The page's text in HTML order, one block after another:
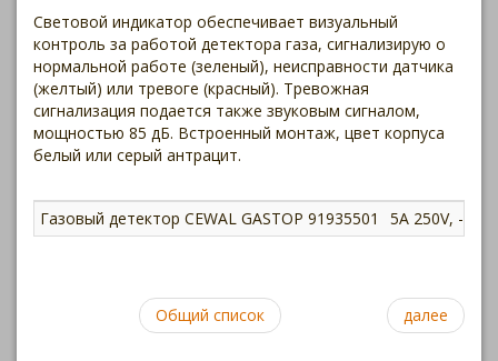
Световой индикатор обеспечивает визуальный
контроль за работой детектора газа, сигнализирую о
нормальной работе (зеленый), неисправности датчика
(желтый) или тревоге (красный). Тревожная
сигнализация подается также звуковым сигналом,
мощностью 85 дБ. Встроенный монтаж, цвет корпуса
белый или серый антрацит.
Газовый детектор CEWAL GASTOP 91935501 5A 250V, -5 ÷
Общий список далее